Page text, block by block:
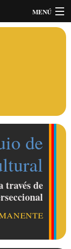
MENÚ
de
través de